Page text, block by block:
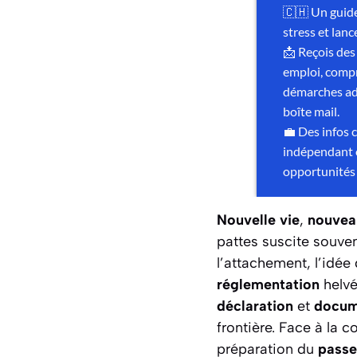
Nouvelle vie,
pattes suscite
l’attachement,
réglementation
déclaration et
frontière. Face à la
préparation du